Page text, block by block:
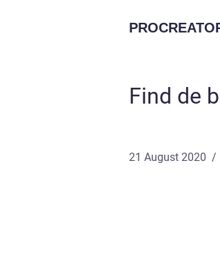
Find de
21 August 2020